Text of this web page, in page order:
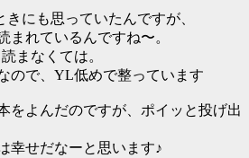
にも思っていたんですが、
まれているんですね〜。
まなくては。
ので、YL低めで整っています
をよんだのですが、ポイッと投げ出
幸せだなーと思います♪